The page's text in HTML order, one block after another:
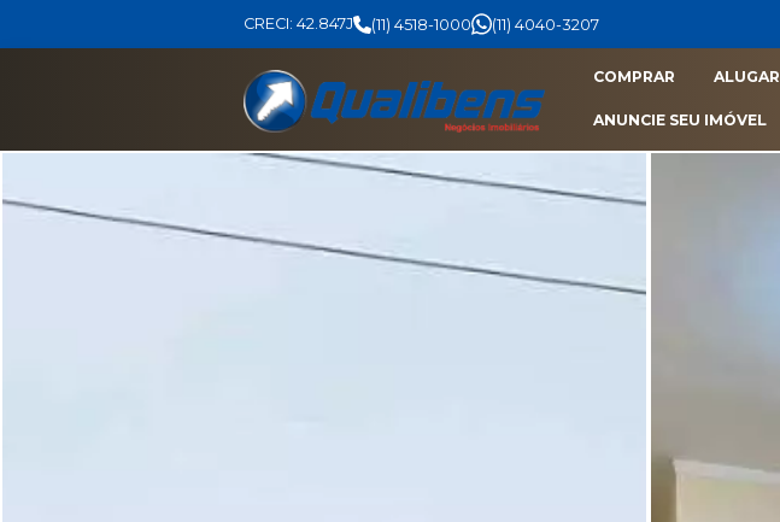
CRECI: 42.847J (11) 4518-1000 (11) 4040-3207
COMPRAR ALUGAR
ANUNCIE SEU IMÓVEL